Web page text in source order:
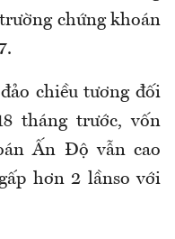
chứng khoán
chiều tương đối
tháng trước, vốn
Ấn Độ vẫn cao
hơn 2 lầnso với